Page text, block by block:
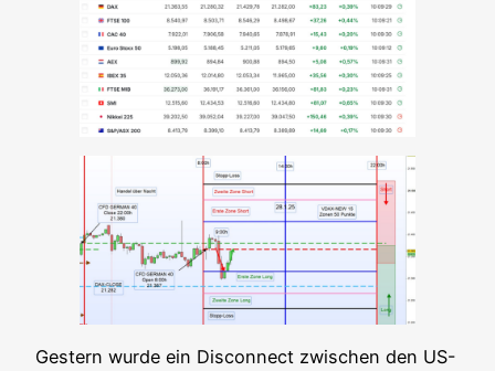
Ges­tern wur­de ein Dis­con­nect zwi­schen den US-